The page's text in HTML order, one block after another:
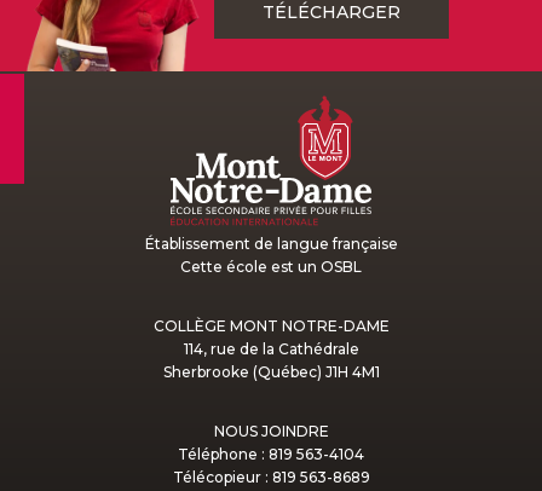
TÉLÉCHARGER
Établissement de langue française
Cette école est un OSBL
COLLÈGE MONT NOTRE-DAME
114, rue de la Cathédrale
Sherbrooke (Québec) J1H 4M1
NOUS JOINDRE
Téléphone : 819 563-4104
Télécopieur : 819 563-8689